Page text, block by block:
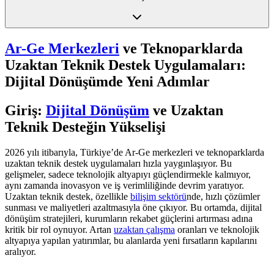
Ar-Ge Merkezleri ve Teknoparklarda
Uzaktan Teknik Destek Uygulamaları:
Dijital Dönüşümde Yeni Adımlar
Giriş: Dijital Dönüşüm ve Uzaktan
Teknik Desteğin Yükselişi
2026 yılı itibarıyla, Türkiye’de Ar-Ge merkezleri ve teknoparklarda
uzaktan teknik destek uygulamaları hızla yaygınlaşıyor. Bu
gelişmeler, sadece teknolojik altyapıyı güçlendirmekle kalmıyor,
aynı zamanda inovasyon ve iş verimliliğinde devrim yaratıyor.
Uzaktan teknik destek, özellikle bilişim sektöründe, hızlı çözümler
sunması ve maliyetleri azaltmasıyla öne çıkıyor. Bu ortamda, dijital
dönüşüm stratejileri, kurumların rekabet güçlerini artırması adına
kritik bir rol oynuyor. Artan uzaktan çalışma oranları ve teknolojik
altyapıya yapılan yatırımlar, bu alanlarda yeni fırsatların kapılarını
aralıyor.